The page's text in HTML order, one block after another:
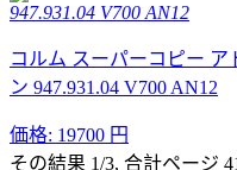
947.931.04 V700 AN12
コルム スーパーコピー ア
ン 947.931.04 V700 AN12
価格: 19700 円
その結果 1/3, 合計ページ